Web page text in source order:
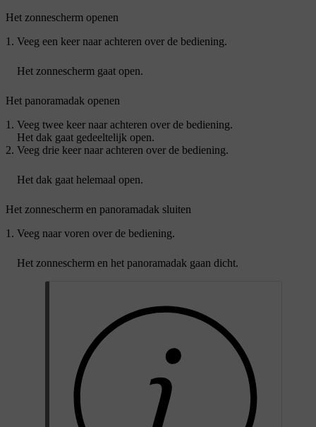
Het zonnescherm openen
Veeg een keer naar achteren over de bediening.
Het zonnescherm gaat open.
Het panoramadak openen
Veeg twee keer naar achteren over de bediening.
Het dak gaat gedeeltelijk open.
Veeg drie keer naar achteren over de bediening.
Het dak gaat helemaal open.
Het zonnescherm en panoramadak sluiten
Veeg naar voren over de bediening.
Het zonnescherm en het panoramadak gaan dicht.